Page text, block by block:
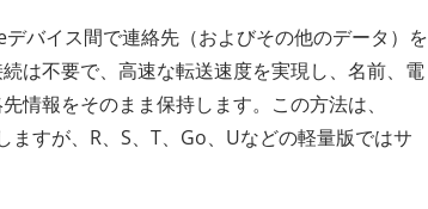
バイス間で連絡先（およびその他のデータ）を
は不要で、高速な転送速度を実現し、名前、電
情報をそのまま保持します。この方法は、
すが、R、S、T、Go、Uなどの軽量版ではサ